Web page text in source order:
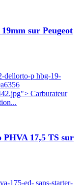
sur Peugeot
dellorto-p hbg-19-
Carburateur
17,5 TS sur
175-ed- sans-starter-